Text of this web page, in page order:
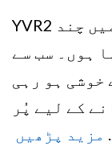
YVR2 پر ہیلو یونیفور کے اراکین! میں چند
ہوں۔ سب سے
خوشی ہو رہی
کے لیے پُر
مزید پڑھیں